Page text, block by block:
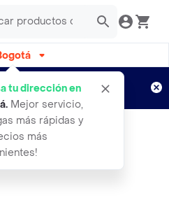
tu dirección en
. Mejor servicio,
más rápidas y
más
semanas
Aplican TyC
1/4 Gal